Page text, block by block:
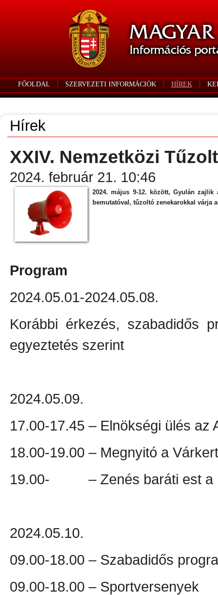
FŐOLDAL SZERVEZETI INFORMÁCIÓK HÍREK
Hírek
XXIV. Nemzetközi
2024. február 21. 10:46
2024. május 9-12. között, Gyulán
bemutatóval, tűzoltó zenekarokkal várja
Program
2024.05.01-2024.05.08.
Korábbi érkezés, szabadidős
egyeztetés szerint
2024.05.09.
17.00-17.45 – Elnökségi ülés az
18.00-19.00 – Megnyitó a
19.00- – Zenés baráti est a
2024.05.10.
09.00-18.00 – Szabadidős
09.00-18.00 – Sportversenyek